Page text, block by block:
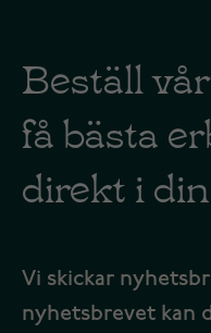
Beställ
få bästa
direkt i
Vi skickar
nyhetsbrevet kan